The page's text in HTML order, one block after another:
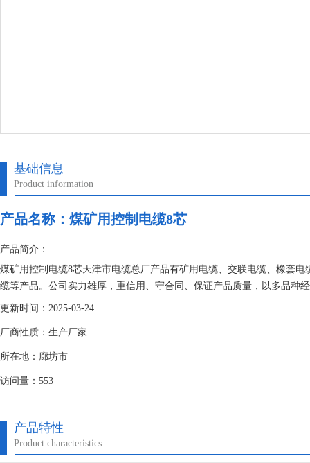
基础信息
Product information
产品名称： 煤矿用控制电缆8芯
产品简介：
煤矿用控制电缆8芯天津市电缆总厂产品有矿用电缆、交联电缆、橡套
缆等产品。公司实力雄厚，重信用、守合同、保证产品质量，以多品种
更新时间：2025-03-24
厂商性质：生产厂家
所在地：廊坊市
访问量：553
产品特性
Product characteristics